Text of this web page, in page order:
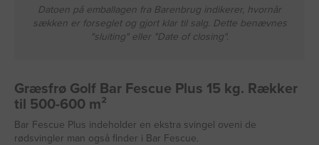
Datoen på emballagen fra Barenbrug indikerer, hvornår
sækken er forseglet og gjort klar til salg. Dette benævnes
"sluiting" eller "Date of closing".
Græsfrø Golf Bar Fescue Plus 15 kg. Rækker
til 500-600 m²
Bar Fescue Plus indeholder en ekstra svingel oveni de
rødsvingler man også finder i Bar Fescue.